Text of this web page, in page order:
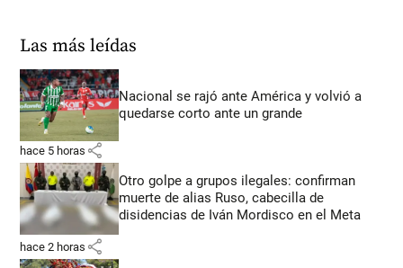
Las más leídas
Nacional se rajó ante América y volvió a
quedarse corto ante un grande
hace 5 horas share
Otro golpe a grupos ilegales: confirman
muerte de alias Ruso, cabecilla de
disidencias de Iván Mordisco en el Meta
hace 2 horas share